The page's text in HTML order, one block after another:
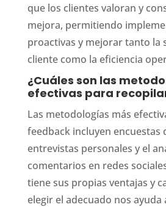
que los clientes valoran y
mejora, permitiendo
proactivas y mejorar tanto la
cliente como la eficiencia
¿Cuáles son las
efectivas para
Las metodologías más
feedback incluyen encuestas
entrevistas personales y el
comentarios en redes
tiene sus propias ventajas y
elegir el adecuado nos